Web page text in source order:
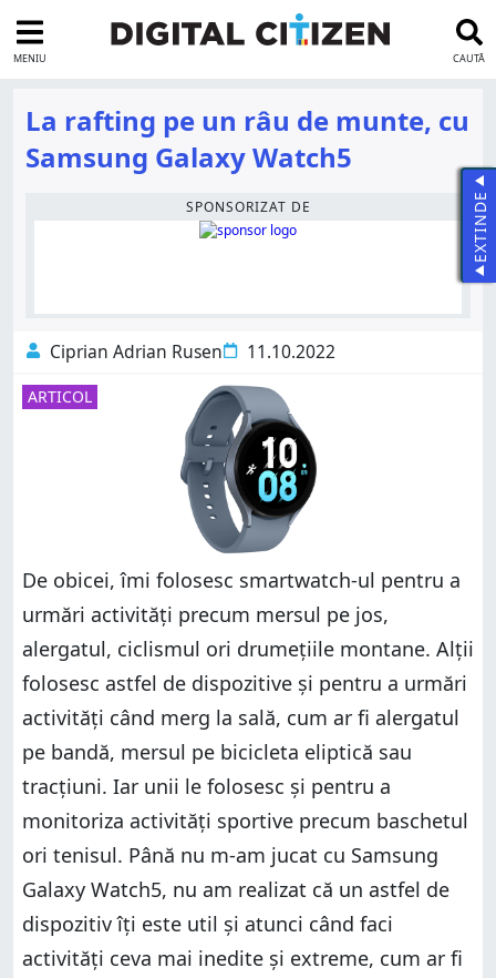
MENIU CAUTĂ
La rafting pe un râu de munte, cu
Samsung Galaxy Watch5
SPONSORIZAT DE
Ciprian Adrian Rusen 11.10.2022
ARTICOL
De obicei, îmi folosesc smartwatch-ul pentru a
urmări activități precum mersul pe jos,
alergatul, ciclismul ori drumețiile montane. Alții
folosesc astfel de dispozitive și pentru a urmări
activități când merg la sală, cum ar fi alergatul
pe bandă, mersul pe bicicleta eliptică sau
tracțiuni. Iar unii le folosesc și pentru a
monitoriza activități sportive precum baschetul
ori tenisul. Până nu m-am jucat cu Samsung
Galaxy Watch5, nu am realizat că un astfel de
dispozitiv îți este util și atunci când faci
activități ceva mai inedite și extreme, cum ar fi
EXTINDE